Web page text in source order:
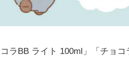
ラBB ライト 100ml」「チョ